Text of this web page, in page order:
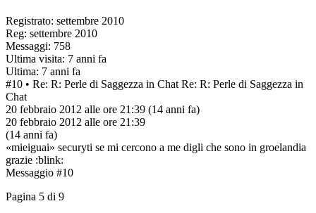
Registrato: settembre 2010
Reg: settembre 2010
Messaggi: 758
Ultima visita: 7 anni fa
Ultima: 7 anni fa
#10 • Re: R: Perle di Saggezza in Chat Re: R: Perle di Saggezza in
Chat
20 febbraio 2012 alle ore 21:39 (14 anni fa)
20 febbraio 2012 alle ore 21:39
(14 anni fa)
«mieiguai» securyti se mi cercono a me digli che sono in groelandia
grazie :blink:
Messaggio #10
Pagina 5 di 9